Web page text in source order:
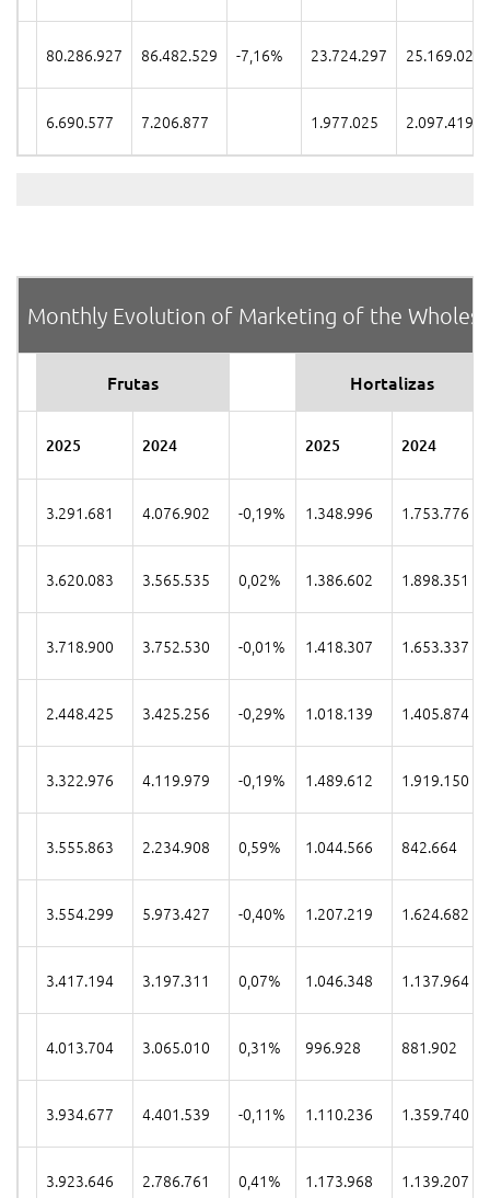
80.286.927 86.482.529 -7,16% 23.724.297 25.169.024
6.690.577 7.206.877 1.977.025 2.097.419
Monthly Evolution of Marketing of the
Frutas Hortalizas
2025 2024 2025 2024
3.291.681 4.076.902 -0,19% 1.348.996 1.753.776
3.620.083 3.565.535 0,02% 1.386.602 1.898.351
3.718.900 3.752.530 -0,01% 1.418.307 1.653.337
2.448.425 3.425.256 -0,29% 1.018.139 1.405.874
3.322.976 4.119.979 -0,19% 1.489.612 1.919.150
3.555.863 2.234.908 0,59% 1.044.566 842.664
3.554.299 5.973.427 -0,40% 1.207.219 1.624.682
3.417.194 3.197.311 0,07% 1.046.348 1.137.964
4.013.704 3.065.010 0,31% 996.928 881.902
3.934.677 4.401.539 -0,11% 1.110.236 1.359.740
3.923.646 2.786.761 0,41% 1.173.968 1.139.207